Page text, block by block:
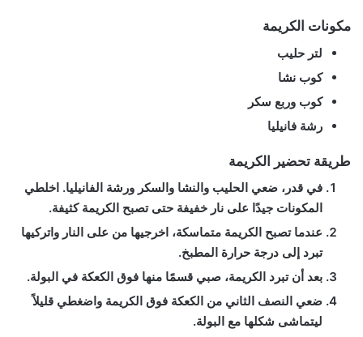
مكونات الكريمة
لتر حليب
كوب نشا
كوب وربع سكر
رشة فانيليا
طريقة تحضير الكريمة
في قدر، ضعي الحليب والنشا والسكر ورشة الفانيليا. اخلطي
المكونات جيدًا على نار خفيفة حتى تصبح الكريمة كثيفة.
عندما تصبح الكريمة متماسكة، اخرجيها من على النار واتركيها
تبرد إلى درجة حرارة المطبخ.
بعد أن تبرد الكريمة، صبي قسمًا منها فوق الكعكة في البولة.
ضعي النصف الثاني من الكعكة فوق الكريمة واضغطي قليلاً
ليتماشى شكلها مع البولة.